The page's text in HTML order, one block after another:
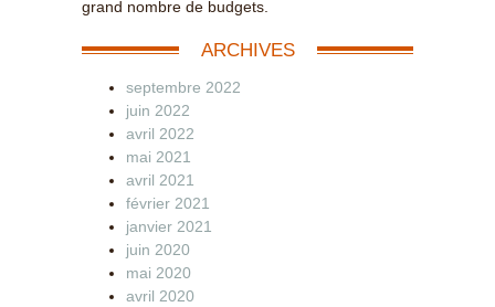
grand nombre de budgets.
ARCHIVES
septembre 2022
juin 2022
avril 2022
mai 2021
avril 2021
février 2021
janvier 2021
juin 2020
mai 2020
avril 2020